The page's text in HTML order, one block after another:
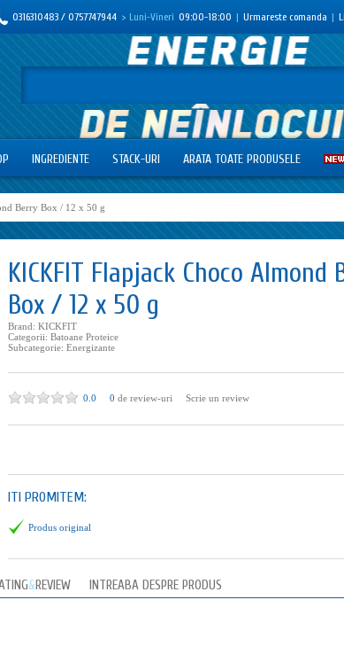
0316310483 / 0757747944 > Luni-Vineri 09:00-18:00 | Urmareste comanda |
INGREDIENTE STACK-URI ARATA TOATE PRODUSELE
Berry Box / 12 x 50 g
KICKFIT Flapjack Choco Almond
Box / 12 x 50 g
Brand: KICKFIT
Categorii: Batoane Proteice
Subcategorie: Energizante
0.0 0 de review-uri Scrie un review
ITI PROMITEM:
Produs original
&REVIEW INTREABA DESPRE PRODUS